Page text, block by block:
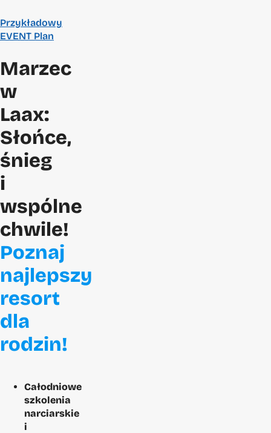
Przykładowy
EVENT Plan
Marzec
w
Laax:
Słońce,
śnieg
i
wspólne
chwile!
Poznaj
najlepszy
resort
dla
rodzin!
Całodniowe
szkolenia
narciarskie
i